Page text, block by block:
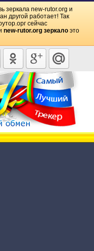
зеркала new-rutor.org и
другой работает! Так
сейчас
new-rutor.org зеркало это